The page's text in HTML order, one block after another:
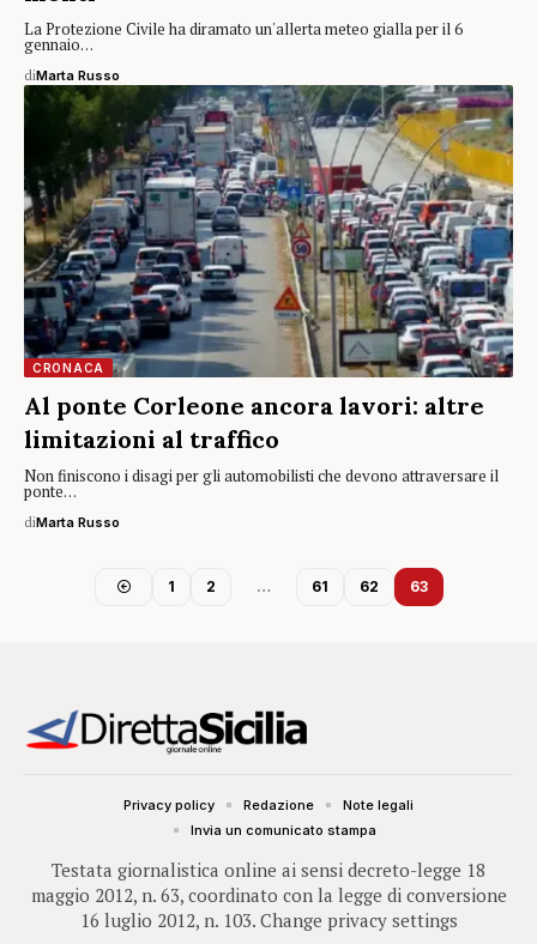
La Protezione Civile ha diramato un'allerta meteo gialla per il 6
gennaio…
diMarta Russo
CRONACA
Al ponte Corleone ancora lavori: altre
limitazioni al traffico
Non finiscono i disagi per gli automobilisti che devono attraversare il
ponte…
diMarta Russo
1 2 … 61 62 63
Testata giornalistica online ai sensi decreto-legge 18
maggio 2012, n. 63, coordinato con la legge di conversione
16 luglio 2012, n. 103. Change privacy settings
Privacy policy Redazione
Note legali
Invia un comunicato stampa